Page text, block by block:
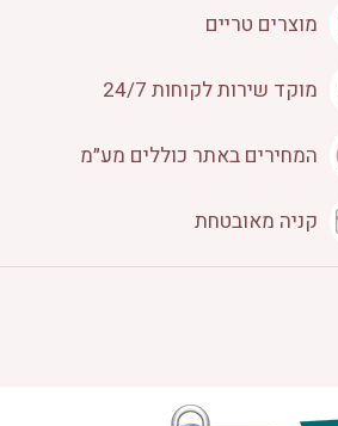
מוצרים טריים
מוקד שירות לקוחות 24/7
המחירים באתר כוללים מע״מ
קניה מאובטחת